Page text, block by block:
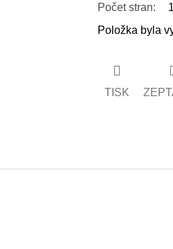
Počet stran:
Položka byla
TISK